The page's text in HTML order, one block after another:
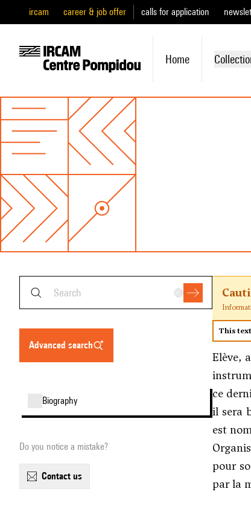
ircam career & job offer calls for application
Home
advanced search
biography
Do you notice a mistake?
contact us
This
Elève,
ce
il sera
est
pour
par la